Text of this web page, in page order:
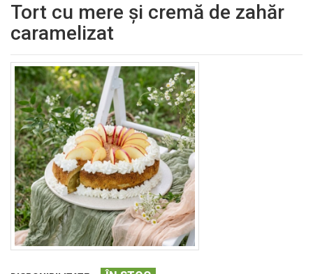
Tort cu mere și cremă de zahăr
caramelizat